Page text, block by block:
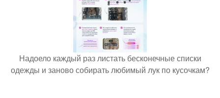
Надоело каждый раз листать бесконечные списки
одежды и заново собирать любимый лук по кусочкам?